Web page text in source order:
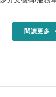
閱讀更多